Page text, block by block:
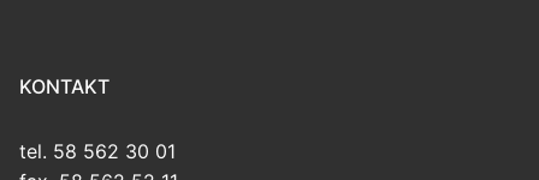
KONTAKT
tel. 58 562 30 01